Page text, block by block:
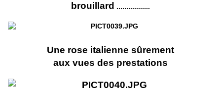
brouillard .................
Une rose italienne sûrement
aux vues des prestations